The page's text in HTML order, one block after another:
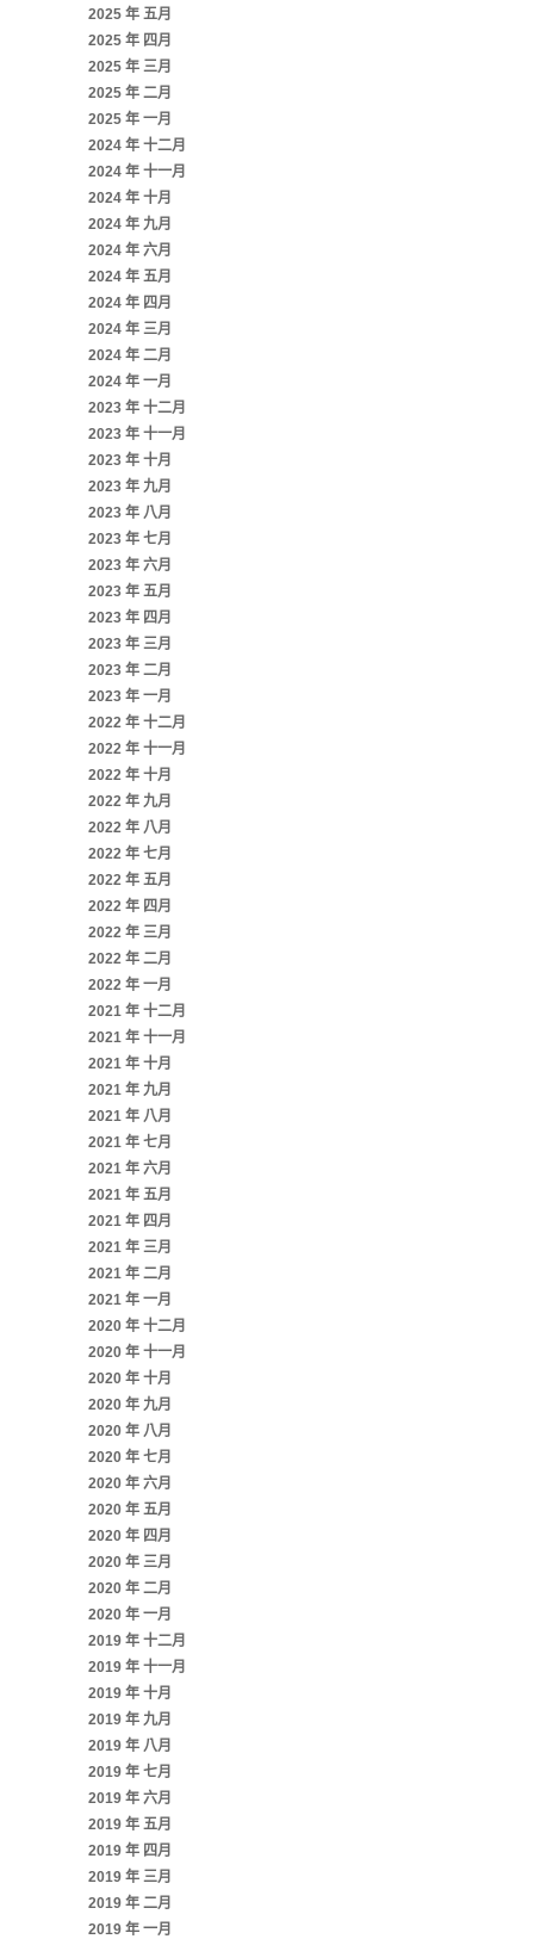
2025 年 五月
2025 年 四月
2025 年 三月
2025 年 二月
2025 年 一月
2024 年 十二月
2024 年 十一月
2024 年 十月
2024 年 九月
2024 年 六月
2024 年 五月
2024 年 四月
2024 年 三月
2024 年 二月
2024 年 一月
2023 年 十二月
2023 年 十一月
2023 年 十月
2023 年 九月
2023 年 八月
2023 年 七月
2023 年 六月
2023 年 五月
2023 年 四月
2023 年 三月
2023 年 二月
2023 年 一月
2022 年 十二月
2022 年 十一月
2022 年 十月
2022 年 九月
2022 年 八月
2022 年 七月
2022 年 五月
2022 年 四月
2022 年 三月
2022 年 二月
2022 年 一月
2021 年 十二月
2021 年 十一月
2021 年 十月
2021 年 九月
2021 年 八月
2021 年 七月
2021 年 六月
2021 年 五月
2021 年 四月
2021 年 三月
2021 年 二月
2021 年 一月
2020 年 十二月
2020 年 十一月
2020 年 十月
2020 年 九月
2020 年 八月
2020 年 七月
2020 年 六月
2020 年 五月
2020 年 四月
2020 年 三月
2020 年 二月
2020 年 一月
2019 年 十二月
2019 年 十一月
2019 年 十月
2019 年 九月
2019 年 八月
2019 年 七月
2019 年 六月
2019 年 五月
2019 年 四月
2019 年 三月
2019 年 二月
2019 年 一月